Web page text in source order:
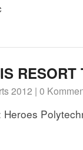
RESORT
2012 | 0
Heroes